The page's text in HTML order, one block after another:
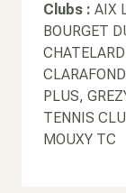
Clubs : AIX
BOURGET
PLUS,
TENNIS
MOUXY TC